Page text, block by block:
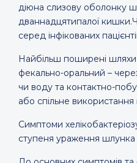
діюна слизову оболонку
дваннадцятипалої
серед інфікованих
Найбільш поширені шляхи
фекально-оральний –
чи воду та контактно-
або спільне використання
Симптоми
ступеня ураження шлунка